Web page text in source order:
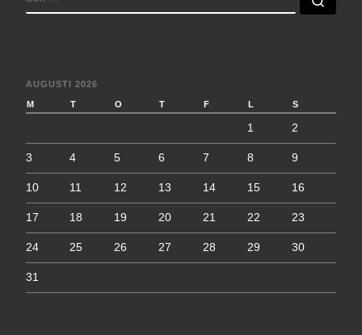
AUGUSTI 2026
M T O T F L S
1 2
3 4 5 6 7 8 9
10 11 12 13 14 15 16
17 18 19 20 21 22 23
24 25 26 27 28 29 30
31